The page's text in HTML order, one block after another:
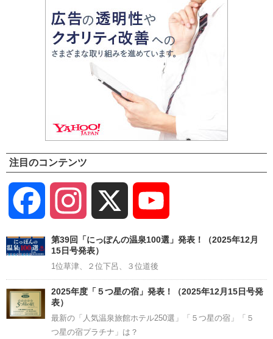
注目のコンテンツ
Facebook Instagram
Channel
第39回「にっぽんの温泉100選」発表！（2025年12月
15日号発表）
1位草津、２位下呂、３位道後
2025年度「５つ星の宿」発表！（2025年12月15日号発
表）
最新の「人気温泉旅館ホテル250選」「５つ星の宿」「５
つ星の宿プラチナ」は？